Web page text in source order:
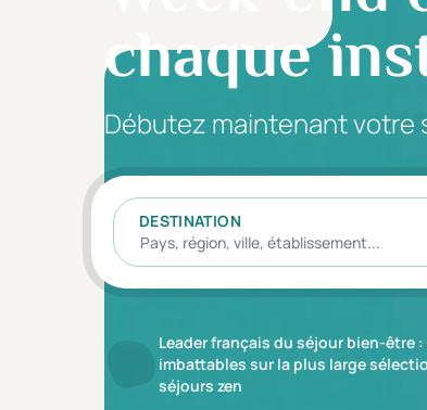
chaque
Débutez maintenant votre
DESTINATION
Leader français du séjour bien-être
imbattables sur la plus large
séjours zen